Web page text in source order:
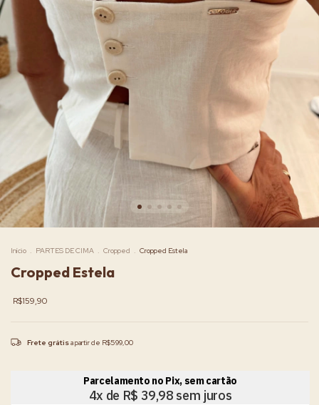
Início . PARTES DE CIMA . Cropped . Cropped Estela
Cropped Estela
R$159,90
Frete grátisa partir de R$599,00